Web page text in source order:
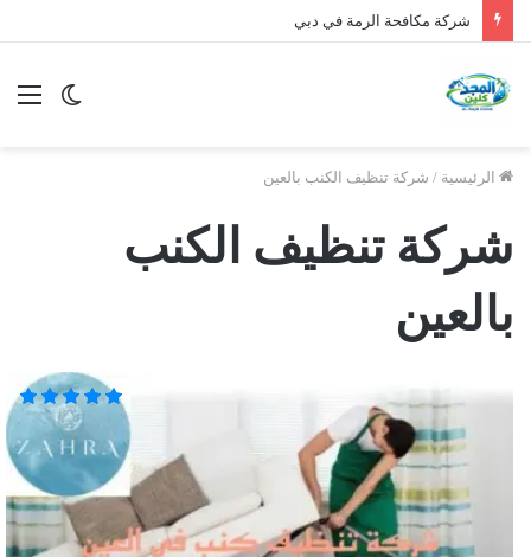
شركة مكافحة الرمة في دبي
الوضع
الرئيسية / شركة تنظيف الكنب بالعين
شركة تنظيف الكنب
بالعين